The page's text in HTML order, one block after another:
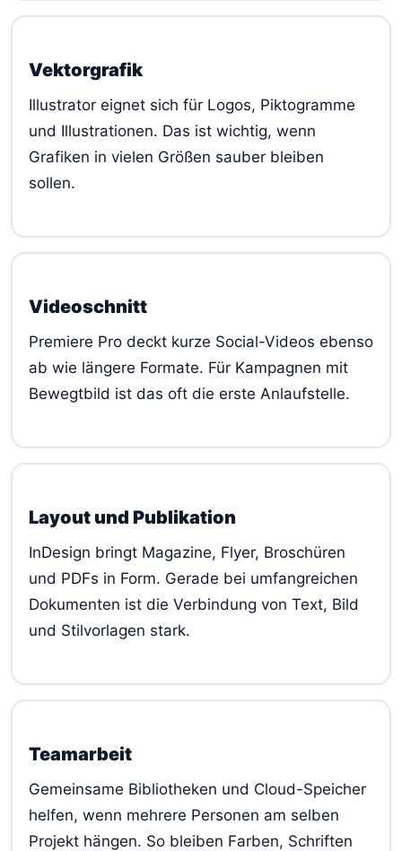
Vektorgrafik
Illustrator eignet sich für Logos, Piktogramme
und Illustrationen. Das ist wichtig, wenn
Grafiken in vielen Größen sauber bleiben
sollen.
Videoschnitt
Premiere Pro deckt kurze Social-Videos ebenso
ab wie längere Formate. Für Kampagnen mit
Bewegtbild ist das oft die erste Anlaufstelle.
Layout und Publikation
InDesign bringt Magazine, Flyer, Broschüren
und PDFs in Form. Gerade bei umfangreichen
Dokumenten ist die Verbindung von Text, Bild
und Stilvorlagen stark.
Teamarbeit
Gemeinsame Bibliotheken und Cloud-Speicher
helfen, wenn mehrere Personen am selben
Projekt hängen. So bleiben Farben, Schriften